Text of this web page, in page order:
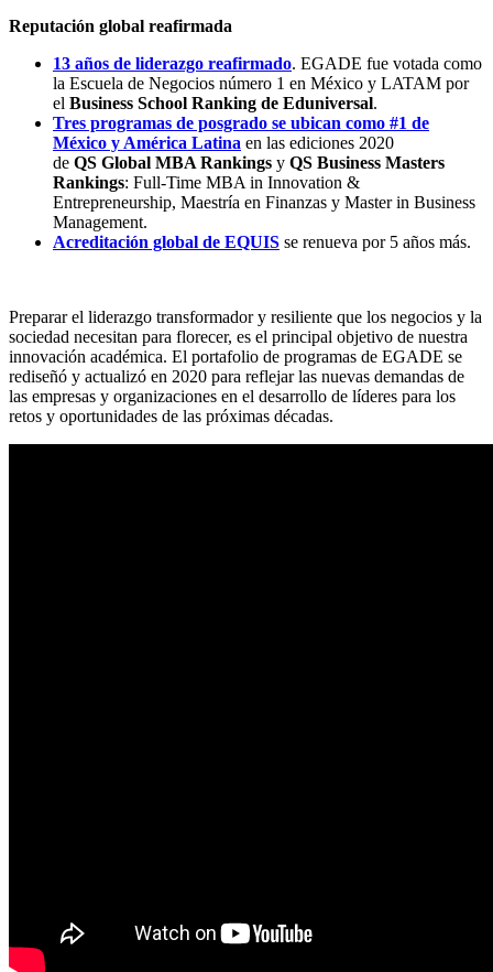
Reputación global reafirmada
13 años de liderazgo reafirmado. EGADE fue votada como
la Escuela de Negocios número 1 en México y LATAM por
el Business School Ranking de Eduniversal.
Tres programas de posgrado se ubican como #1 de
México y América Latina en las ediciones 2020
de QS Global MBA Rankings y QS Business Masters
Rankings: Full-Time MBA in Innovation &
Entrepreneurship, Maestría en Finanzas y Master in Business
Management.
Acreditación global de EQUIS se renueva por 5 años más.
Preparar el liderazgo transformador y resiliente que los negocios y la
sociedad necesitan para florecer, es el principal objetivo de nuestra
innovación académica. El portafolio de programas de EGADE se
rediseñó y actualizó en 2020 para reflejar las nuevas demandas de
las empresas y organizaciones en el desarrollo de líderes para los
retos y oportunidades de las próximas décadas.